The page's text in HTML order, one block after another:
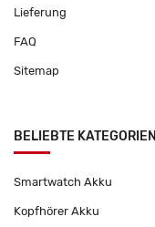
Lieferung
FAQ
Sitemap
BELIEBTE KATEGORIEN
Smartwatch Akku
Kopfhörer Akku